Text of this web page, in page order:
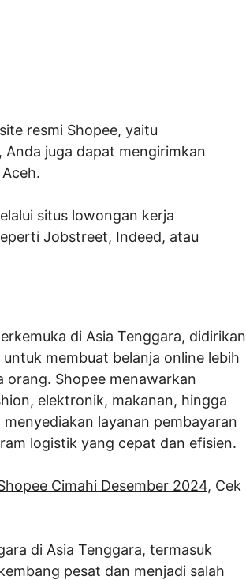
resmi Shopee, yaitu
juga dapat mengirimkan
situs lowongan kerja
Jobstreet, Indeed, atau
di Asia Tenggara, didirikan
membuat belanja online lebih
orang. Shopee menawarkan
elektronik, makanan, hingga
layanan pembayaran
logistik yang cepat dan efisien.
Cimahi Desember 2024, Cek
di Asia Tenggara, termasuk
pesat dan menjadi salah